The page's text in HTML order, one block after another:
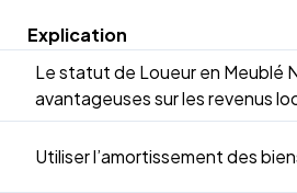
Explication
Le statut de Loueur en Meublé
avantageuses sur les revenus
Utiliser l’amortissement des